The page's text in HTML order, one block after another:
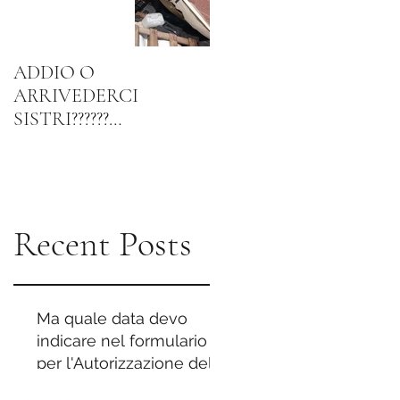
ADDIO O
ARRIVEDERCI
SISTRI??????
Recent Posts
Ma quale data devo
indicare nel formulario
per l'Autorizzazione del
in merito